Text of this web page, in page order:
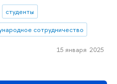
студенты
сотрудничество
15 января 2025